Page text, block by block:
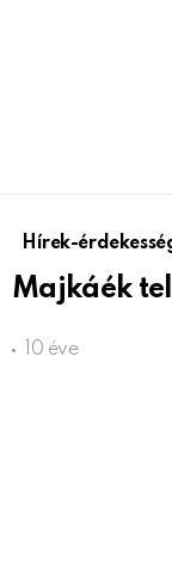
Hírek-
Majkáék
10 éve